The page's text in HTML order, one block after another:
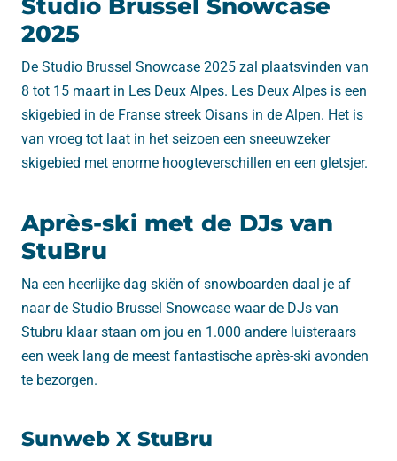
Studio Brussel Snowcase
2025
De Studio Brussel Snowcase 2025 zal plaatsvinden van
8 tot 15 maart in Les Deux Alpes. Les Deux Alpes is een
skigebied in de Franse streek Oisans in de Alpen. Het is
van vroeg tot laat in het seizoen een sneeuwzeker
skigebied met enorme hoogteverschillen en een gletsjer.
Après-ski met de DJs van
StuBru
Na een heerlijke dag skiën of snowboarden daal je af
naar de Studio Brussel Snowcase waar de DJs van
Stubru klaar staan om jou en 1.000 andere luisteraars
een week lang de meest fantastische après-ski avonden
te bezorgen.
Sunweb X StuBru